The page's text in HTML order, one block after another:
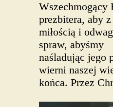
Wszechmogący
prezbitera, aby z
miłością i
spraw, abyśmy
naśladując jego
wierni naszej
końca. Przez